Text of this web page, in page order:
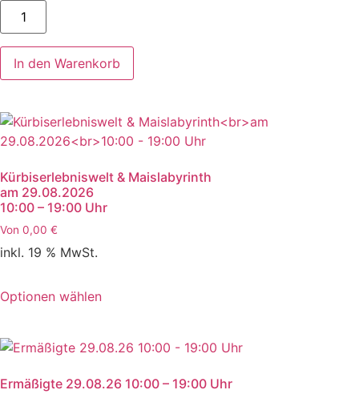
Kleinkinder
30.08.26
10:00
-
19:00
Uhr
Menge
In den Warenkorb
Kürbiserlebniswelt & Maislabyrinth
am 29.08.2026
10:00 – 19:00 Uhr
Von 0,00 €
inkl. 19 % MwSt.
Optionen wählen
Ermäßigte 29.08.26 10:00 – 19:00 Uhr